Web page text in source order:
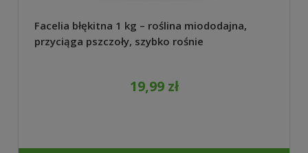
Facelia błękitna 1 kg – roślina miododajna,
przyciąga pszczoły, szybko rośnie
19,99 zł